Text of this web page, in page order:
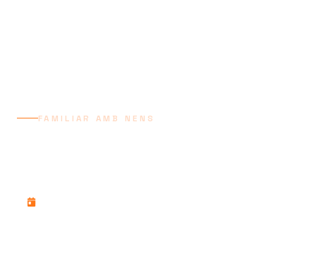
FAMILIAR AMB NENS
Diumenge, 29 de novembre de 2026